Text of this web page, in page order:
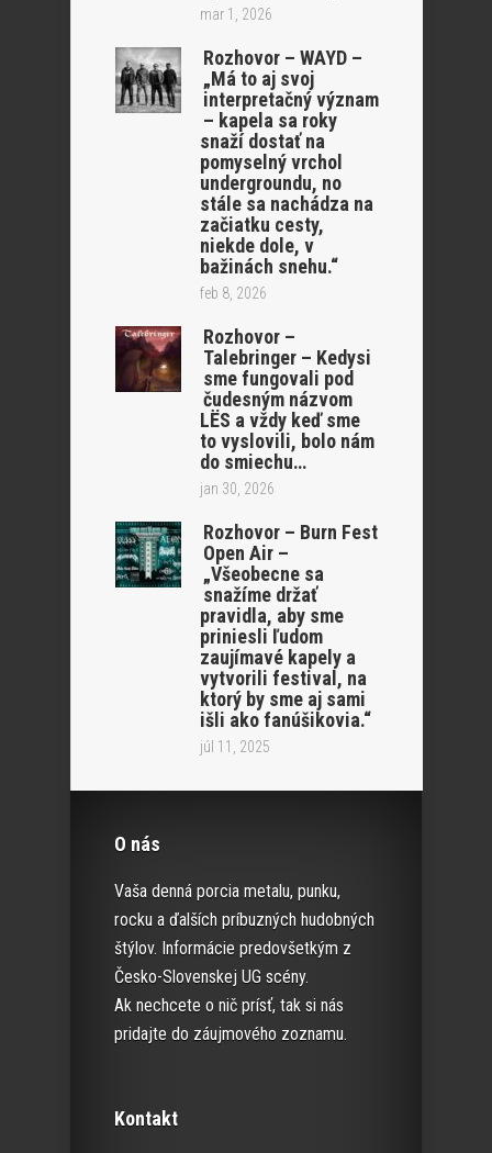
mar 1, 2026
Rozhovor – WAYD –
„Má to aj svoj
interpretačný význam
– kapela sa roky
snaží dostať na
pomyselný vrchol
undergroundu, no
stále sa nachádza na
začiatku cesty,
niekde dole, v
bažinách snehu.“
feb 8, 2026
Rozhovor –
Talebringer – Kedysi
sme fungovali pod
čudesným názvom
LËS a vždy keď sme
to vyslovili, bolo nám
do smiechu…
jan 30, 2026
Rozhovor – Burn Fest
Open Air –
„Všeobecne sa
snažíme držať
pravidla, aby sme
priniesli ľudom
zaujímavé kapely a
vytvorili festival, na
ktorý by sme aj sami
išli ako fanúšikovia.“
júl 11, 2025
O nás
Vaša denná porcia metalu, punku,
rocku a ďalších príbuzných hudobných
štýlov. Informácie predovšetkým z
Česko-Slovenskej UG scény.
Ak nechcete o nič prísť, tak si nás
pridajte do záujmového zoznamu.
Kontakt